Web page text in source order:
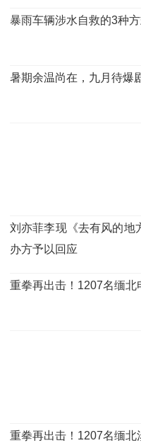
暴雨车辆涉水自救的3种
暑期余温尚在，九月待爆
刘亦菲李现《去有风的地
办方予以回应
重拳再出击！1207名缅北
重拳再出击！1207名缅